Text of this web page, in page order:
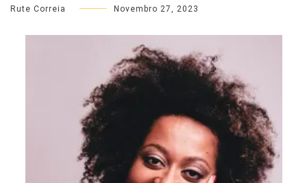
Rute Correia Novembro 27, 2023